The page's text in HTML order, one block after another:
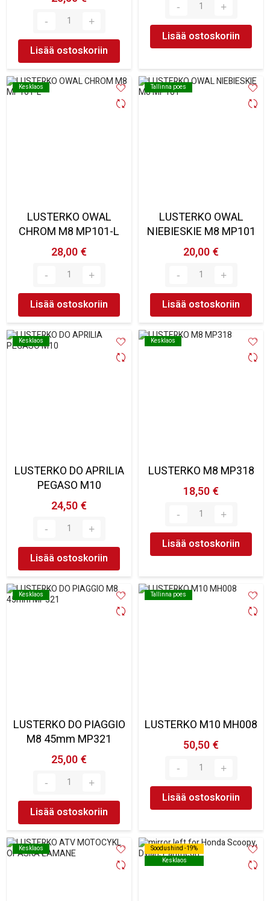
Lisää ostoskoriin
Lisää ostoskoriin
Kesklaos
Kesklaos
LUSTERKO OWAL
CHROM M8 MP101-L
28,00 €
Lisää ostoskoriin
Tallinna poes
Tallinna poes
LUSTERKO OWAL
NIEBIESKIE M8 MP101
20,00 €
Lisää ostoskoriin
Kesklaos
Kesklaos
LUSTERKO DO APRILIA
PEGASO M10
24,50 €
Lisää ostoskoriin
Kesklaos
Kesklaos
LUSTERKO M8 MP318
18,50 €
Lisää ostoskoriin
Kesklaos
Kesklaos
LUSTERKO DO PIAGGIO
M8 45mm MP321
25,00 €
Lisää ostoskoriin
Tallinna poes
Tallinna poes
LUSTERKO M10 MH008
50,50 €
Lisää ostoskoriin
Kesklaos
Kesklaos
Soodushind -19%
Kesklaos
Soodushind -19%
Kesklaos